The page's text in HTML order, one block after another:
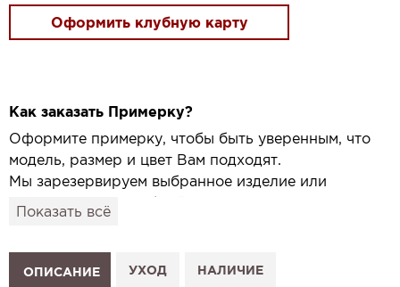
Оформить клубную карту
Как заказать Примерку?
Оформите примерку, чтобы быть уверенным, что
модель, размер и цвет Вам подходят.
Мы зарезервируем выбранное изделие или
привезём его в удобный для вас салон и
1. Выберите изделие на сайте.
Показать всё
ОПИСАНИЕ УХОД НАЛИЧИЕ